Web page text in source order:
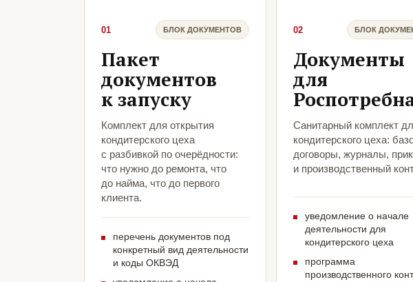
01 БЛОК ДОКУМЕНТОВ
Пакет
документов
к запуску
Комплект для открытия
кондитерского цеха
с разбивкой по очерёдности:
что нужно до ремонта, что
до найма, что до первого
клиента.
перечень документов под
конкретный вид деятельности
и коды ОКВЭД
02 БЛОК
Документы
для
Санитарный комплект
кондитерского цеха:
договоры, журналы,
и производственный
уведомление о начале
деятельности для
кондитерского цеха
программа
производственного